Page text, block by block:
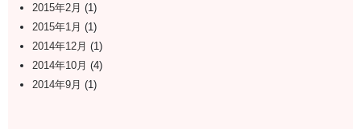
2015年2月 (1)
2015年1月 (1)
2014年12月 (1)
2014年10月 (4)
2014年9月 (1)